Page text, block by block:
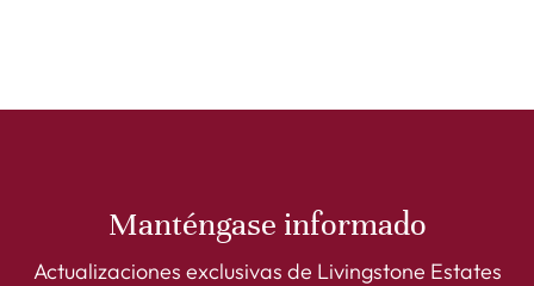
Manténgase informado
Actualizaciones exclusivas de Livingstone Estates